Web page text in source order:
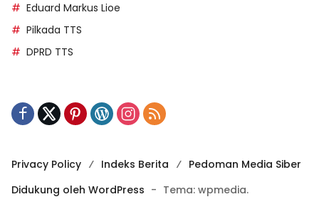
Eduard Markus Lioe
Pilkada TTS
DPRD TTS
Privacy Policy Indeks Berita
Pedoman Media Siber
Didukung oleh WordPress - Tema: wpmedia.